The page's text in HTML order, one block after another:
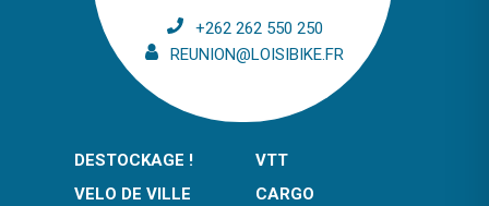
+262 262 550 250
REUNION@LOISIBIKE.FR
DESTOCKAGE !
VTT
VELO DE VILLE
CARGO